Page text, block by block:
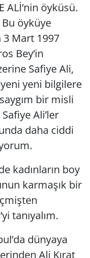
ALİ’nin öyküsü.
öyküye
3 Mart 1997
Bey’in
Safiye Ali,
yeni bilgilere
bir misli
Ali’ler
daha ciddi
kadınların boy
karmaşık bir
tanıyalım.
dünyaya
Ali Kırat